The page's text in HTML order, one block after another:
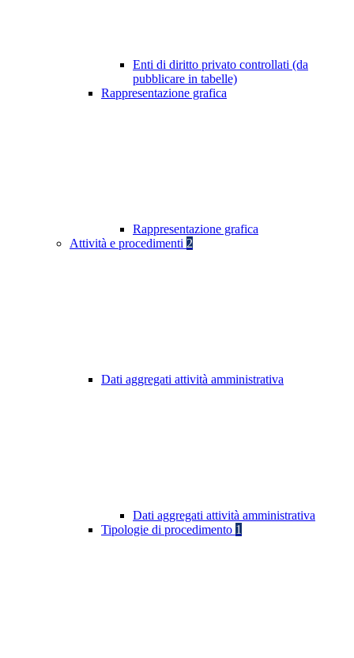
Enti di diritto privato controllati (da
pubblicare in tabelle)
Rappresentazione grafica
Rappresentazione grafica
Attività e procedimenti 2
Dati aggregati attività amministrativa
Dati aggregati attività amministrativa
Tipologie di procedimento 1